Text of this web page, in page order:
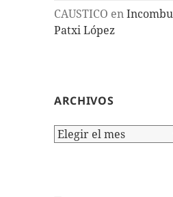
CAUSTICO en
Patxi López
ARCHIVOS
Archivos